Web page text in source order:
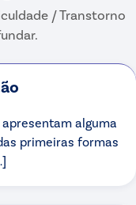
/ Transtorno
alguma
primeiras formas